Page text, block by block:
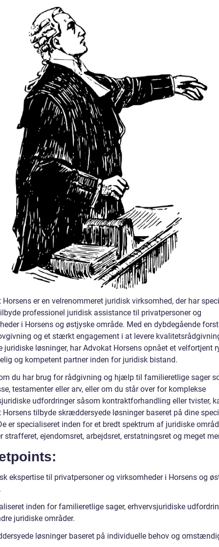
Horsens er en velrenommeret juridisk virksomhed, der har
professionel juridisk assistance til privatpersoner og
i Horsens og østjyske område. Med en dybdegående
og et stærkt engagement i at levere
juridiske løsninger, har Advokat Horsens opnået et velfortjent
og kompetent partner inden for juridisk bistand.
du har brug for rådgivning og hjælp til familieretlige sager
testamenter eller arv, eller om du står over for komplekse
udfordringer såsom kontraktforhandling eller tvister,
Horsens tilbyde skræddersyede løsninger baseret på dine
er specialiseret inden for et bredt spektrum af juridiske
strafferet, ejendomsret, arbejdsret, erstatningsret og meget
ekspertise til privatpersoner og virksomheder i Horsens og
inden for familieretlige sager, erhvervsjuridiske
juridiske områder.
løsninger baseret på individuelle behov og